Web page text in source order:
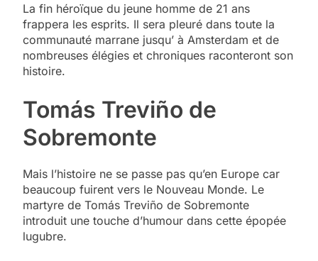
La fin héroïque du jeune homme de 21 ans
frappera les esprits. Il sera pleuré dans toute la
communauté marrane jusqu’ à Amsterdam et de
nombreuses élégies et chroniques raconteront son
histoire.
Tomás Treviño de
Sobremonte
Mais l’histoire ne se passe pas qu’en Europe car
beaucoup fuirent vers le Nouveau Monde. Le
martyre de Tomás Treviño de Sobremonte
introduit une touche d’humour dans cette épopée
lugubre.